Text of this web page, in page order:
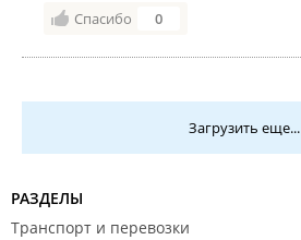
Спасибо 0
Загрузить еще...
РАЗДЕЛЫ
Транспорт и перевозки